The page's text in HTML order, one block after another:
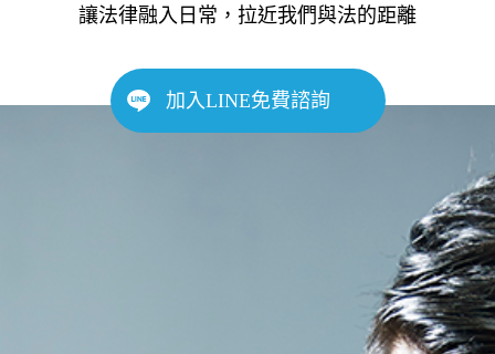
讓法律融入日常，拉近我們與法的距離
加入LINE免費諮詢